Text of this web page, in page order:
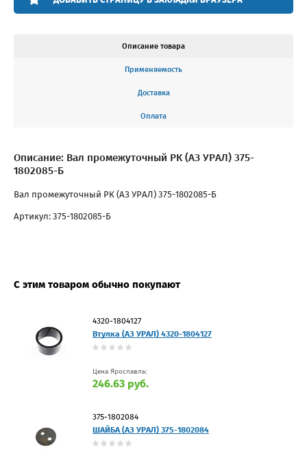
Описание товара
Применяемость
Доставка
Оплата
Описание: Вал промежуточный РК (АЗ УРАЛ) 375-
1802085-Б
Вал промежуточный РК (АЗ УРАЛ) 375-1802085-Б
Артикул: 375-1802085-Б
С этим товаром обычно покупают
4320-1804127
Втулка (АЗ УРАЛ) 4320-1804127
Цена Ярославль:
246.63 руб.
375-1802084
ШАЙБА (АЗ УРАЛ) 375-1802084